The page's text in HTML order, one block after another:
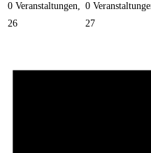
0 Veranstaltungen,
26
0
27